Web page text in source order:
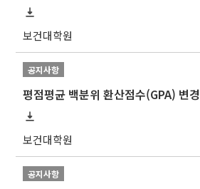
보건대학원
공지사항
평점평균 백분위 환산점수(GPA) 변경
보건대학원
공지사항